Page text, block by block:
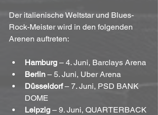
Der italienische Weltstar und Blues-
Rock-Meister wird in den folgenden
Arenen auftreten:
Hamburg – 4. Juni, Barclays Arena
Berlin – 5. Juni, Uber Arena
Düsseldorf – 7. Juni, PSD BANK
DOME
Leipzig – 9. Juni, QUARTERBACK